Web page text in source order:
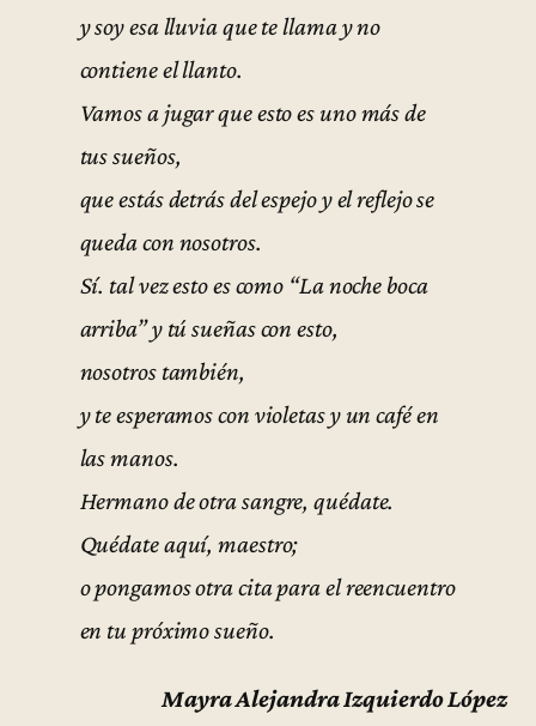
y soy esa lluvia que te llama y no
contiene el llanto.
Vamos a jugar que esto es uno más de
tus sueños,
que estás detrás del espejo y el reflejo se
queda con nosotros.
Sí. tal vez esto es como “La noche boca
arriba” y tú sueñas con esto,
nosotros también,
y te esperamos con violetas y un café en
las manos.
Hermano de otra sangre, quédate.
Quédate aquí, maestro;
o pongamos otra cita para el reencuentro
en tu próximo sueño.
Mayra Alejandra Izquierdo López